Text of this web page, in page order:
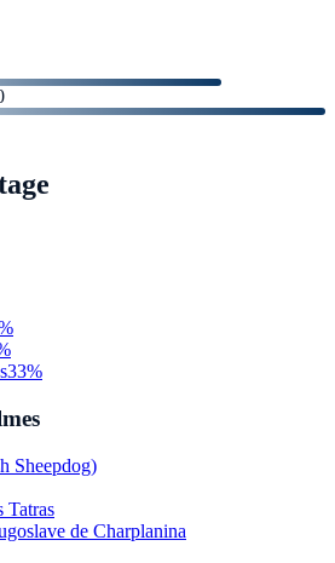
33%
Sheepdog)
Tatras
de Charplanina